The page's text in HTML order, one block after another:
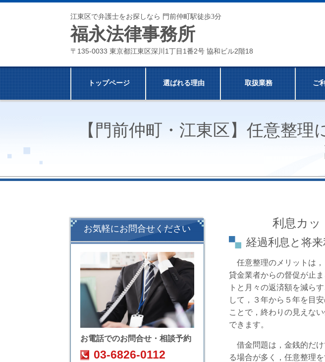
江東区で弁護士をお探しなら 門前仲町駅徒歩3分
福永法律事務所
〒135-0033 東京都江東区深川1丁目1番2号 協和ビル2階18
トップページ 選ばれる理由 取扱業務 ご
【門前仲町・江東区】 任意整理
利息カッ
経過利息と将
任意整理のメリットは，
貸金業者からの督促が止
トと月々の返済額を減ら
して，３年から５年を目
ことで，終わりの見えな
できます。
借金問題は，金銭的だ
る場合が多く，任意整理
お気軽にお問合せください
お電話でのお問合せ・相談予約
03-6826-0112